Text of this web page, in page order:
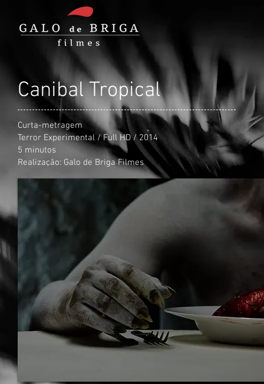
Canibal Tropical
Curta-metragem
Terror Experimental / Full HD / 2014
5 minutos
Realização: Galo de Briga Filmes